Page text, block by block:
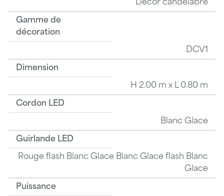
Décor candélabre
Gamme de
décoration
DCV1
Dimension
H 2.00 m x L 0.80 m
Cordon LED
Blanc Glace
Guirlande LED
Rouge flash Blanc Glace Blanc Glace flash Blanc
Glace
Puissance